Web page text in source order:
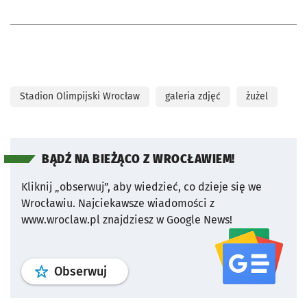
Stadion Olimpijski Wrocław galeria zdjęć żużel
BĄDŹ NA BIEŻĄCO Z WROCŁAWIEM!
Kliknij „obserwuj”, aby wiedzieć, co dzieje się we
Wrocławiu. Najciekawsze wiadomości z
www.wroclaw.pl znajdziesz w Google News!
Obserwuj profil serwisu